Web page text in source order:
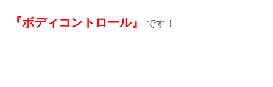
『ボディコントロール』 です！